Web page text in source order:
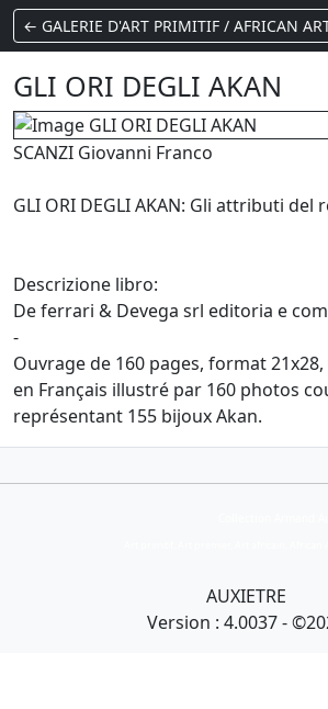
← GALERIE D'ART PRIMITIF / AFRICAN
GLI ORI DEGLI AKAN
SCANZI Giovanni Franco
GLI ORI DEGLI AKAN: Gli attributi del
Descrizione libro:
De ferrari & Devega srl editoria e
-
Ouvrage de 160 pages, format
en Français illustré par 160 photos
représentant 155 bijoux Akan.
AUXIETRE
Version : 4.0037 -